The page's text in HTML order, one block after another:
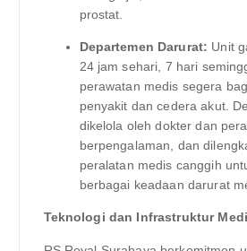
prostat.
Departemen Darurat: Unit
24 jam sehari, 7 hari
perawatan medis segera
penyakit dan cedera akut.
dikelola oleh dokter dan
berpengalaman, dan
peralatan medis canggih
berbagai keadaan darurat
Teknologi dan Infrastruktur